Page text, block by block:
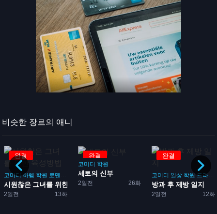
비슷한 장르의 애니
방...
완결
코미디 하렘 학원 로맨스 게임
2일전 13화
시원찮은 그녀를 위한 육성방...
완결
코미디 학원
2일전 26화
세토의 신부
완결
코미디 일상 학원 드라마
2일전 12화
방과 후 제방 일지